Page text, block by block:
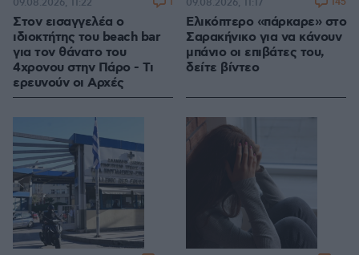
Στον εισαγγελέα ο
ιδιοκτήτης του beach bar
για τον θάνατο του
4χρονου στην Πάρο - Τι
ερευνούν οι Αρχές
09.08.2026, 11:22
Ελικόπτερο «πάρκαρε» στο
Σαρακήνικο για να κάνουν
μπάνιο οι επιβάτες του,
δείτε βίντεο
09.08.2026, 11:17